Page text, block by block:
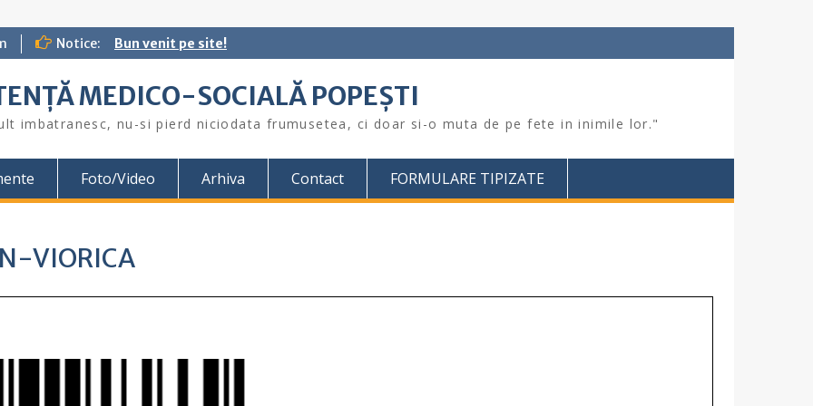
Notice: Bun venit pe site!
MEDICO-SOCIALĂ POPEŞTI
imbatranesc, nu-si pierd niciodata frumusetea, ci doar si-o muta de pe fete in inimile lor."
Foto/Video Arhiva Contact FORMULARE TIPIZATE
VIORICA